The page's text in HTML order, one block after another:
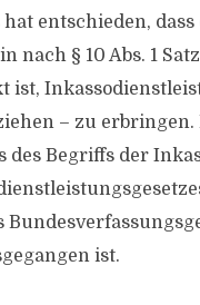
entschieden,
nach § 10 Abs. 1
ist,
– zu
des Begriffs der
ist.